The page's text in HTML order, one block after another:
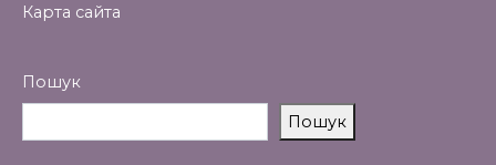
Карта сайта
Пошук
Пошук